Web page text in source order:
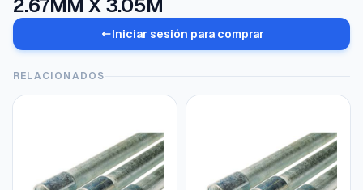
2.67MM X 3.05M
Iniciar sesión para comprar
RELACIONADOS